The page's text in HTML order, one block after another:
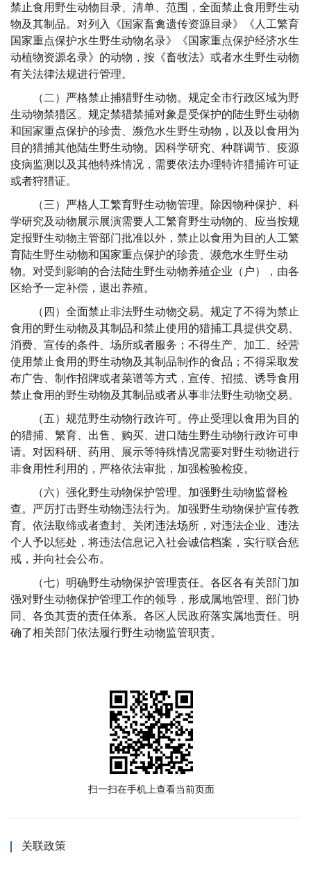
禁止食用野生动物目录、清单、范围，全面禁止食用野生动
物及其制品。 对列入《国家畜禽遗传资源目录》《人工繁育
国家重点保护水生野生动物名录》《国家重点保护经济水生
动植物资源名录》的动物，按《畜牧法》或者水生野生动物
有关法律法规进行管理。
（二）严格禁止捕猎野生动物。 规定全市行政区域为野
生动物禁猎区。规定禁猎禁捕对象是受保护的陆生野生动物
和国家重点保护的珍贵、濒危水生野生动物 ，以及以食用为
目的猎捕其他陆生野生动物。因科学研究、种群调节、疫源
疫病监测 以及其他特殊情况，需要依法办理特许猎捕许可证
或者狩猎证。
（三） 严格人工繁育野生动物管理。
除因物种保护、科
学研究及动物展示展演需要人工繁育野生动物的 、应当按规
定报野生动物主管部门批准以外，禁止以食用为目的 人工繁
育陆生野生动物和国家重点保护的珍贵、濒危水生野生动
物。 对受到影响的合法陆生野生动物养殖企业（户），由各
区给予一定补偿，退出养殖。
（四）全面禁止非法野生动物交易。 规定了不得为禁止
食用的野生动物及其制品和禁止使用的猎捕工具提供交易、
消费、宣传的条件、场所或者服务；不得生产、加工、经营
使用禁止食用的野生动物及其制品制作的食品；不得采取发
布广告、制作招牌或者菜谱等方式 ， 宣传、招揽、诱导食用
禁止食用的野生动物及其制品或者从事非法野生动物交易。
（五）规范野生动物行政许可。 停止受理以食用为目的
的猎捕、繁育、出售、购买、进口陆生野生动物行政许可申
请。对因科研、药用、展示等特殊情况需要对野生动物进行
非食用性利用的，严格依法审批，加强检验检疫。
（六）强化野生动物保护管理。加强野生动物监督检
查。 严厉打击野生动物违法行为。 加强野生动物保护宣传教
育。 依法取缔或者查封、关闭违法场所，对违法企业、违法
个人予以惩处，将违法信息记入社会诚信档案，实行联合惩
戒，并向社会公布。
（七）明确野生动物保护管理责任。 各区各有关部门加
强对野生动物保护管理工作的领导，形成属地管理、部门协
同、各负其责的责任体系。各区人民政府落实属地责任。 明
确了相关部门依法履行野生动物监管职责。
扫一扫在手机上查看当前页面
关联政策